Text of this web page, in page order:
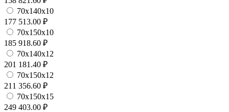
70х140х10
177 513.00 ₽
70х150х10
185 918.60 ₽
70х140х12
201 181.40 ₽
70х150х12
211 356.60 ₽
70х150х15
249 403.00 ₽